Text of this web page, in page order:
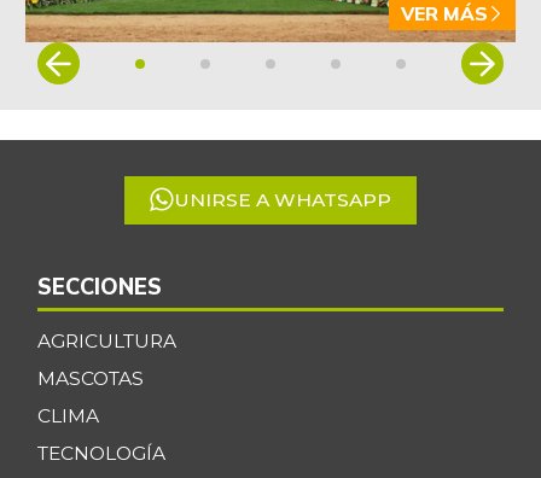
VER MÁS
Item
5
UNIRSE A WHATSAPP
SECCIONES
AGRICULTURA
MASCOTAS
CLIMA
TECNOLOGÍA